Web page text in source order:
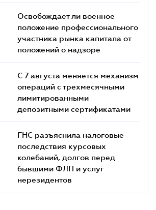
Освобождает ли военное
положение профессионального
участника рынка капитала от
положений о надзоре
С 7 августа меняется механизм
операций с трехмесячными
лимитированными
депозитными сертификатами
ГНС разъяснила налоговые
последствия курсовых
колебаний, долгов перед
бывшими ФЛП и услуг
нерезидентов